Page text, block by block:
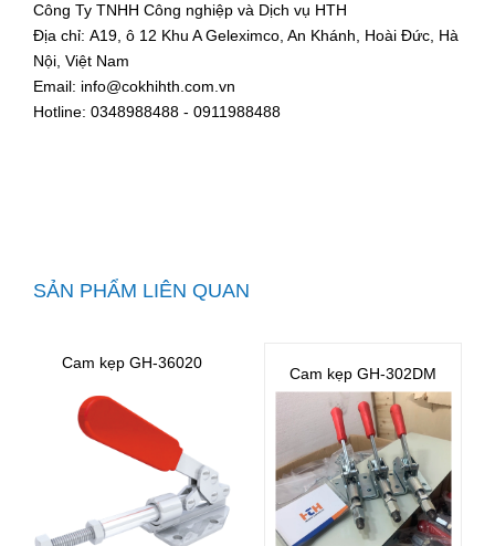
Công Ty TNHH Công nghiệp và Dịch vụ HTH
Địa chỉ: A19, ô 12 Khu A Geleximco, An Khánh, Hoài Đức, Hà
Nội, Việt Nam
Email: info@cokhihth.com.vn
Hotline: 0348988488 - 0911988488
SẢN PHẨM LIÊN QUAN
Cam kẹp GH-36020
Cam kẹp GH-302DM